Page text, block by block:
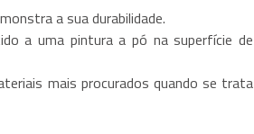
a sua durabilidade.
a uma pintura a pó na superfície de
mais procurados quando se trata